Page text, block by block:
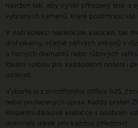
navržen tak, aby vynikl přirozený lesk a
vybraných kamenů, které podtrhnou váš
V naší kolekci najdete jak klasické, tak
drahokamy, včetně zářivých zirkonů v
a černých diamantů nebo růžových
ideální volbou pro každodenní nošení i
události.
Vyberte si z prvotřídního stříbra 925,
nebo pozlacených úprav. Každý prsten
elegantní dárkové krabičce s osobním
dokonalý dárek pro každou příležitost.